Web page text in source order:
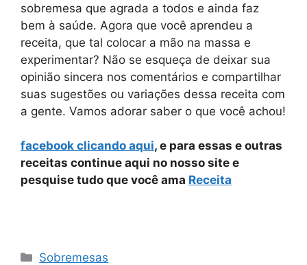
sobremesa que agrada a todos e ainda faz
bem à saúde. Agora que você aprendeu a
receita, que tal colocar a mão na massa e
experimentar? Não se esqueça de deixar sua
opinião sincera nos comentários e compartilhar
suas sugestões ou variações dessa receita com
a gente. Vamos adorar saber o que você achou!
facebook clicando aqui, e para essas e outras
receitas continue aqui no nosso site e
pesquise tudo que você ama Receita
Categorias
Sobremesas